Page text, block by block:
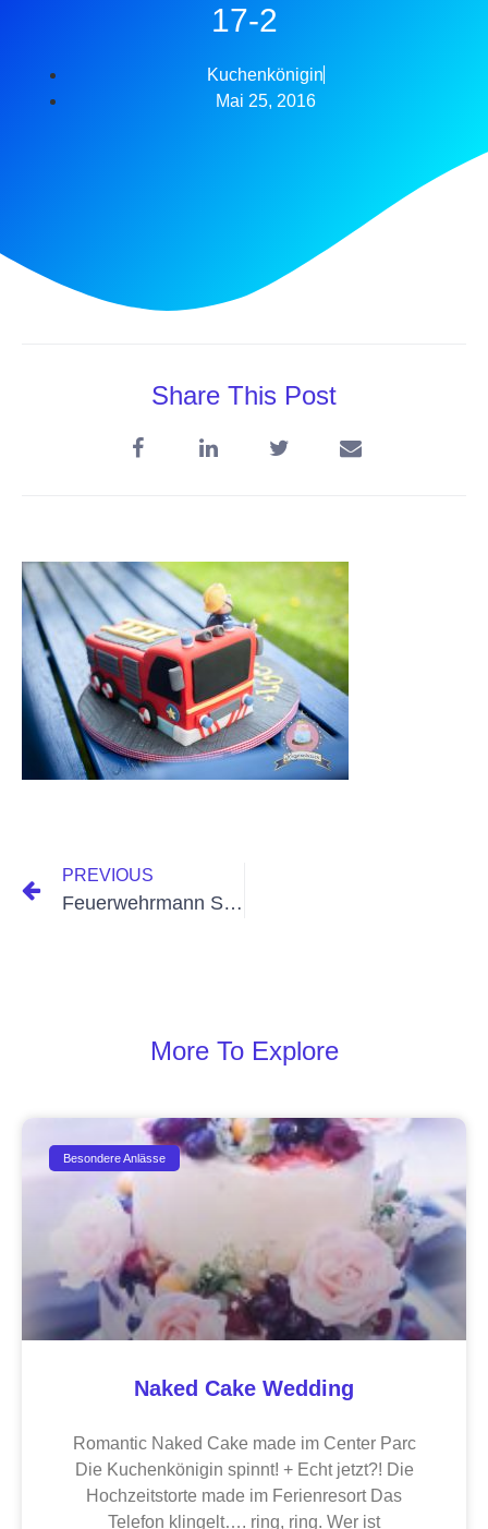
17-2
Kuchenkönigin
Mai 25, 2016
Share This Post
PREVIOUS
Feuerwehrmann Sam Party
More To Explore
Besondere Anlässe
Naked Cake Wedding
Romantic Naked Cake made im Center Parc
Die Kuchenkönigin spinnt! + Echt jetzt?! Die
Hochzeitstorte made im Ferienresort Das
Telefon klingelt…. ring, ring. Wer ist